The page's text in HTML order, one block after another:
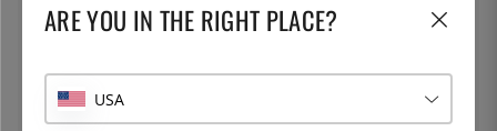
79:- 5:-
ARE YOU IN THE RIGHT PLACE?
USA